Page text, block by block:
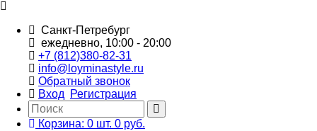
Санкт-Петребург
ежедневно, 10:00 - 20:00
+7 (812)380-82-31
info@loyminastyle.ru
Обратный звонок
Вход
Регистрация
Корзина: 0 шт. 0 руб.